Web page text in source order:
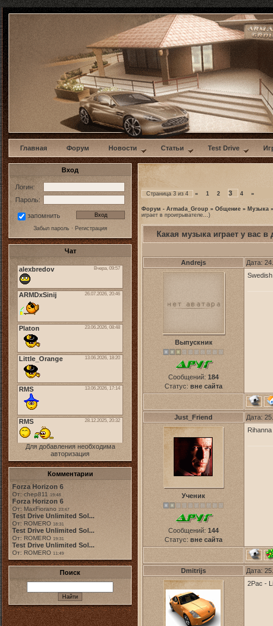
w
Главная Форум Новости Статьи Test Drive
Вход
Логин:
Пароль:
запомнить
Забыл пароль· Регистрация
Чат
Для добавления необходима
авторизация
Комментарии
Forza Horizon 6
От: chep811 19:48
Forza Horizon 6
От: MaxFiorano 23:47
Test Drive Unlimited Sol...
От: ROMERO 18:31
Test Drive Unlimited Sol...
От: ROMERO 19:31
Test Drive Unlimited Sol...
От: ROMERO 11:49
Поиск
Страница 3 из 4 « 1 2 3 4 »
Форум - Armada_Group » Общение » Музыка »
играет в проигрывателе...)
Какая музыка играет у вас
Andrejs Дата:
Выпускник
Сообщений: 184
Статус: вне сайта
Just_Friend Дата:
Ученик
Сообщений: 144
Статус: вне сайта
Dmitrijs Дата:
2Pac -